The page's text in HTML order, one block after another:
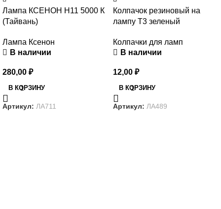
Лампа КСЕНОН H11 5000 К
(Тайвань)
Лампа Ксенон
В наличии
280,00 ₽
В КОРЗИНУ
Артикул: ЛА711
Колпачок резиновый на
лампу Т3 зеленый
Колпачки для ламп
В наличии
12,00 ₽
В КОРЗИНУ
Артикул: ЛА489